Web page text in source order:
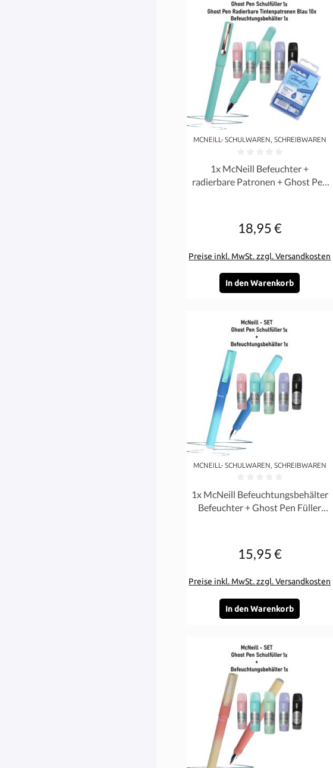
MCNEILL- SCHULWAREN, SCHREIBWAREN
1x McNeill Befeuchter +
radierbare Patronen + Ghost Pen
Regulärer Preis:
18,95 €
Preise inkl. MwSt. zzgl. Versandkosten
In den Warenkorb
MCNEILL- SCHULWAREN, SCHREIBWAREN
1x McNeill Befeuchtungsbehälter
Befeuchter + Ghost Pen Füller
Regulärer Preis:
15,95 €
Preise inkl. MwSt. zzgl. Versandkosten
In den Warenkorb